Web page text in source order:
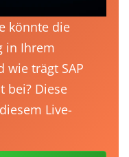
könnte die
in Ihrem
wie trägt SAP
bei? Diese
Live-